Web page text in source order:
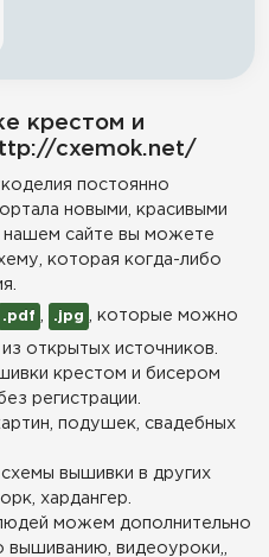
крестом и
cxemok.net/
постоянно
новыми, красивыми
нашем сайте вы можете
которая когда-либо
.pdf .jpg , которые можно
открытых источников.
крестом и бисером
регистрации.
подушек, свадебных
вышивки в других
хардангер.
можем дополнительно
вышиванию, видеоуроки,,